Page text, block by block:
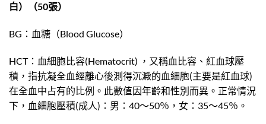
白）（50張）
BG：血糖（Blood Glucose）
HCT：血細胞比容(Hematocrit) ，又稱血比容、紅血球壓
積，指抗凝全血經離心後測得沉澱的血細胞(主要是紅血球)
在全血中占有的比例。此數值因年齡和性別而異。正常情況
下，血細胞壓積(成人)：男：40～50％，女：35～45％。